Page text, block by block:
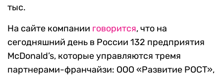
тыс.
На сайте компании говорится, что на
сегодняшний день в России 132 предприятия
McDonald’s, которые управляются тремя
партнерами-франчайзи: ООО «Развитие РОСТ»,